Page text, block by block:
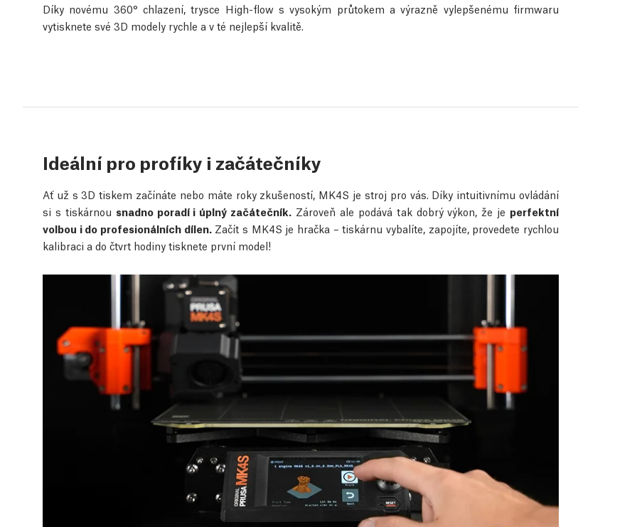
Díky novému 360° chlazení, trysce High-flow s vysokým průtokem a výrazně vylepšenému firmwaru
vytisknete své 3D modely rychle a v té nejlepší kvalitě.
Ideální pro profíky i začátečníky
Ať už s 3D tiskem začínáte nebo máte roky zkušeností, MK4S je stroj pro vás. Díky intuitivnímu ovládání
si s tiskárnou snadno poradí i úplný začátečník. Zároveň ale podává tak dobrý výkon, že je perfektní
volbou i do profesionálních dílen.Začít s MK4S je hračka – tiskárnu vybalíte, zapojíte, provedete rychlou
kalibraci a do čtvrt hodiny tisknete první model!